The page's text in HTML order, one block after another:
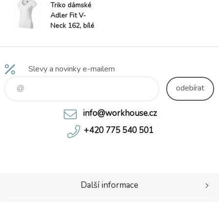
Triko dámské
Adler Fit V-
Neck 162, bílé
Slevy a novinky e-mailem
odebírat
info@workhouse.cz
+420 775 540 501
Další informace